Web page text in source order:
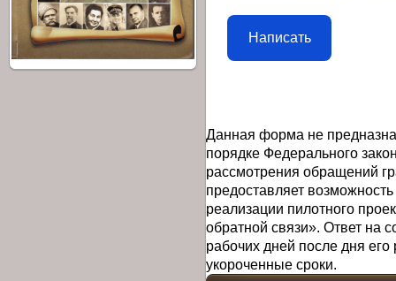
Написать
Данная форма не
порядке Федерального
рассмотрения обращений
предоставляет
реализации пилотного
обратной связи». Ответ на
рабочих дней после дня
укороченные сроки.